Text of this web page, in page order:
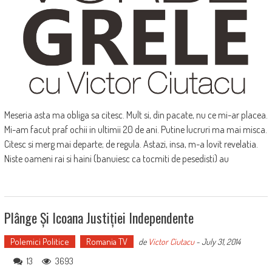
Meseria asta ma obliga sa citesc. Mult si, din pacate, nu ce mi-ar placea.
Mi-am facut praf ochii in ultimii 20 de ani. Putine lucruri ma mai misca.
Citesc si merg mai departe; de regula. Astazi, insa, m-a lovit revelatia.
Niste oameni rai si haini (banuiesc ca tocmiti de pesedisti) au
Plânge Și Icoana Justiției Independente
Polemici Politice Romania TV de Victor Ciutacu-July 31, 2014
13 3693